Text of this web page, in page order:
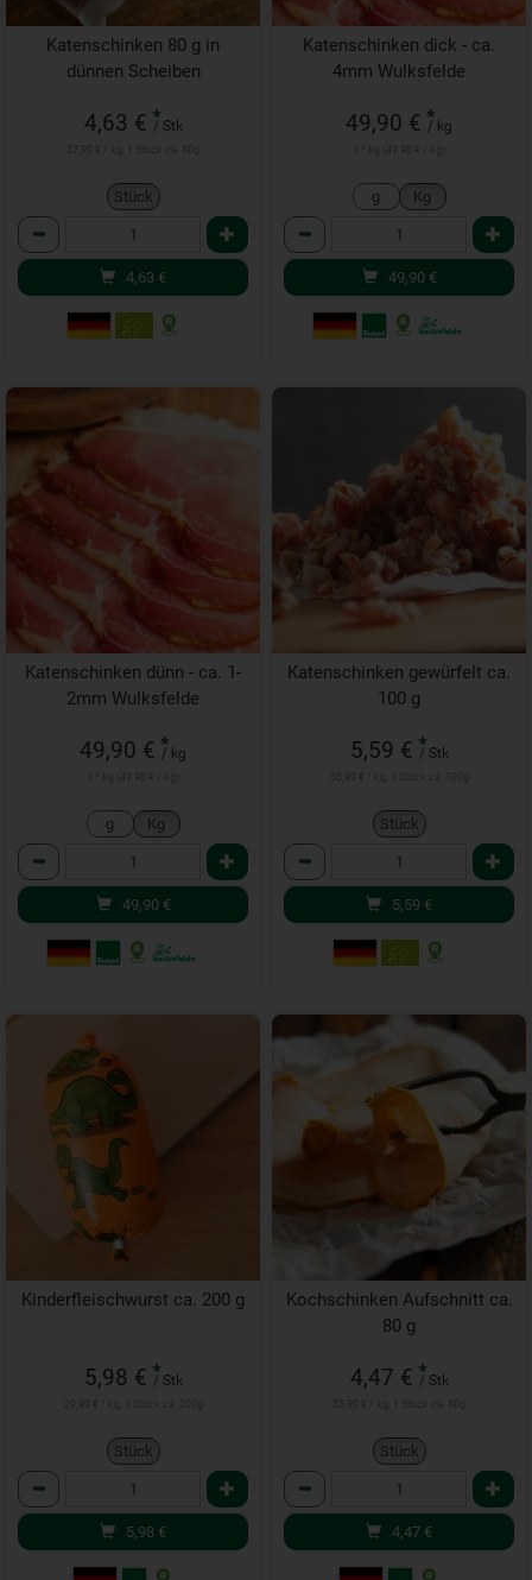
Katenschinken 80 g in
dünnen Scheiben
4,63 € *
/ Stk
Stück
Anzahl
4,63 €
Katenschinken dick - ca.
4mm Wulksfelde
49,90 € *
/ kg
g Kg
Anzahl
49,90 €
Katenschinken dünn - ca. 1-
2mm Wulksfelde
49,90 € *
/ kg
g Kg
Anzahl
49,90 €
Katenschinken gewürfelt ca.
100 g
5,59 € *
/ Stk
Stück
Anzahl
5,59 €
Kinderfleischwurst ca. 200 g
5,98 € *
/ Stk
Stück
Anzahl
5,98 €
Kochschinken Aufschnitt ca.
80 g
4,47 € *
/ Stk
Stück
Anzahl
4,47 €